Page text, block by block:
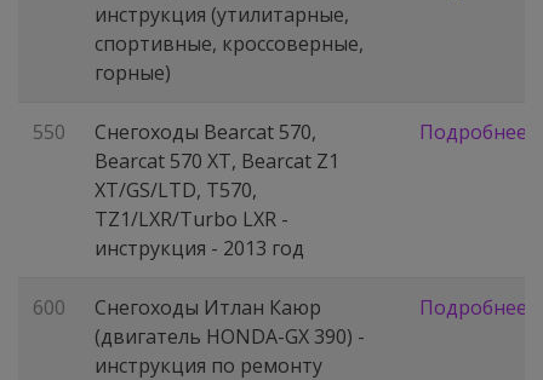
инструкция (утилитарные,
спортивные, кроссоверные,
горные)
550
Снегоходы Bearcat 570,
Bearcat 570 XT, Bearcat Z1
XT/GS/LTD, T570,
TZ1/LXR/Turbo LXR -
инструкция - 2013 год
Подробнее
600
Снегоходы Итлан Каюр
(двигатель HONDA-GX 390) -
инструкция по ремонту
Подробнее